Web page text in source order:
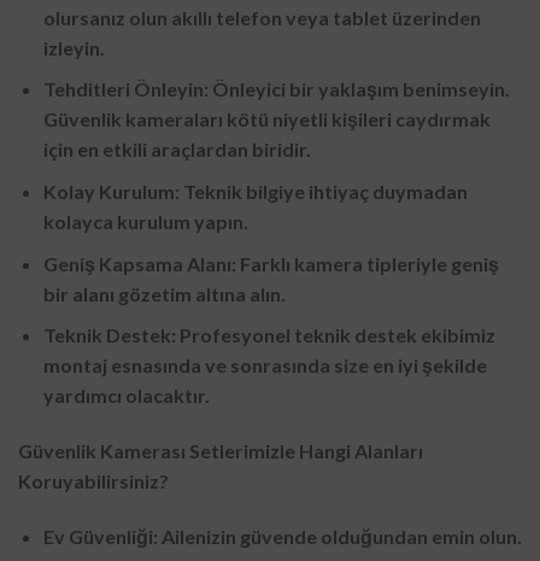
olursanız olun akıllı telefon veya tablet üzerinden
izleyin.
Tehditleri Önleyin: Önleyici bir yaklaşım benimseyin.
Güvenlik kameraları kötü niyetli kişileri caydırmak
için en etkili araçlardan biridir.
Kolay Kurulum: Teknik bilgiye ihtiyaç duymadan
kolayca kurulum yapın.
Geniş Kapsama Alanı: Farklı kamera tipleriyle geniş
bir alanı gözetim altına alın.
Teknik Destek: Profesyonel teknik destek ekibimiz
montaj esnasında ve sonrasında size en iyi şekilde
yardımcı olacaktır.
Güvenlik Kamerası Setlerimizle Hangi Alanları
Koruyabilirsiniz?
Ev Güvenliği: Ailenizin güvende olduğundan emin olun.